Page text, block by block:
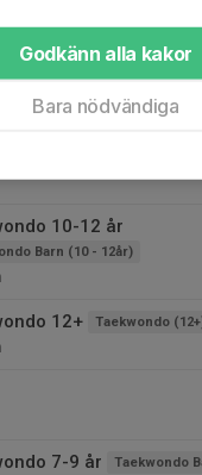
Örnligan (4-6)
v.47
10-12 år
Barn (10 - 12år)
12+ Taekwondo
7-9 år Taekwondo
Godkänn alla kakor
Bara nödvändiga